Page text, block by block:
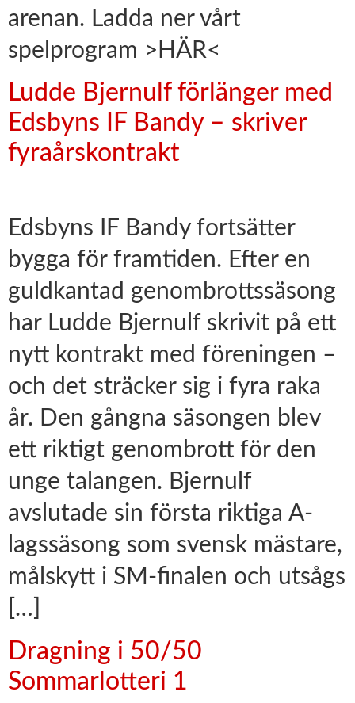
arenan. Ladda ner vårt
spelprogram >HÄR<
Ludde Bjernulf förlänger med
Edsbyns IF Bandy – skriver
fyraårskontrakt
Edsbyns IF Bandy fortsätter
bygga för framtiden. Efter en
guldkantad genombrottssäsong
har Ludde Bjernulf skrivit på ett
nytt kontrakt med föreningen –
och det sträcker sig i fyra raka
år. Den gångna säsongen blev
ett riktigt genombrott för den
unge talangen. Bjernulf
avslutade sin första riktiga A-
lagssäsong som svensk mästare,
målskytt i SM-finalen och utsågs
[…]
Dragning i 50/50
Sommarlotteri 1